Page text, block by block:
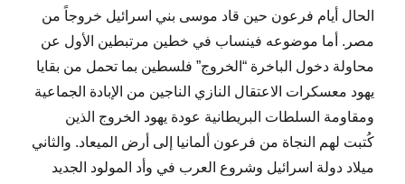
الحال أيام فرعون حين قاد موسى بني اسرائيل خروجاً من
مصر. أما موضوعه فينساب في خطين مرتبطين الأول عن
محاولة دخول الباخرة “الخروج” فلسطين بما تحمل من بقايا
يهود معسكرات الاعتقال النازي الناجين من الإبادة الجماعية
ومقاومة السلطات البريطانية عودة يهود الخروج الذين
كُتبت لهم النجاة من فرعون ألمانيا إلى أرض الميعاد. والثاني
ميلاد دولة اسرائيل وشروع العرب في وأد المولود الجديد